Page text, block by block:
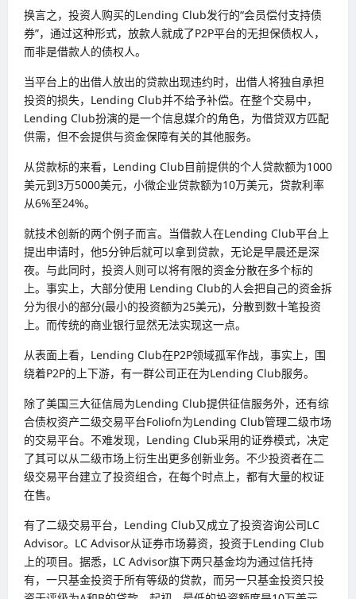
换言之，投资人购买的Lending Club发行的“会员偿付支持债
券”，通过这种形式，放款人就成了P2P平台的无担保债权人，
而非是借款人的债权人。
当平台上的出借人放出的贷款出现违约时，出借人将独自承担
投资的损失，Lending Club并不给予补偿。在整个交易中，
Lending Club扮演的是一个信息媒介的角色，为借贷双方匹配
供需，但不会提供与资金保障有关的其他服务。
从贷款标的来看，Lending Club目前提供的个人贷款额为1000
美元到3万5000美元，小微企业贷款额为10万美元，贷款利率
从6%至24%。
就技术创新的两个例子而言。当借款人在Lending Club平台上
提出申请时，他5分钟后就可以拿到贷款，无论是早晨还是深
夜。与此同时，投资人则可以将有限的资金分散在多个标的
上。事实上，大部分使用 Lending Club的人会把自己的资金拆
分为很小的部分(最小的投资额为25美元)，分散到数十笔投资
上。而传统的商业银行显然无法实现这一点。
从表面上看，Lending Club在P2P领域孤军作战，事实上，围
绕着P2P的上下游，有一群公司正在为Lending Club服务。
除了美国三大征信局为Lending Club提供征信服务外，还有综
合债权资产二级交易平台Foliofn为Lending Club管理二级市场
的交易平台。不难发现，Lending Club采用的证券模式，决定
了其可以从二级市场上衍生出更多创新业务。不少投资者在二
级交易平台建立了投资组合，在每个时点上，都有大量的权证
在售。
有了二级交易平台，Lending Club又成立了投资咨询公司LC
Advisor。LC Advisor从证券市场募资，投资于Lending Club
上的项目。据悉，LC Advisor旗下两只基金均为通过信托持
有，一只基金投资于所有等级的贷款，而另一只基金投资只投